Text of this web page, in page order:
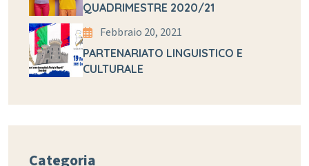
QUADRIMESTRE 2020/21
Febbraio 20, 2021
PARTENARIATO LINGUISTICO E
CULTURALE
Categoria